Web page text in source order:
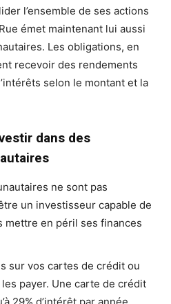
l’ensemble de ses actions
émet maintenant lui aussi
Les obligations, en
recevoir des rendements
selon le montant et la
dans des
ne sont pas
un investisseur capable de
mettre en péril ses finances
sur vos cartes de crédit ou
payer. Une carte de crédit
29% d’intérêt par année.